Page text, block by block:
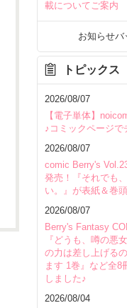
載についてご案内
お知らせバ
トピックス
2026/08/07
【電子単体】
♪コミックページで
2026/08/07
comic Berry's
発売！『それでも
い。』が表紙＆巻
2026/08/07
Berry's Fantasy
『どうも、噂の
の力は差し上げる
ます 1巻』など全8
しました♪
2026/08/04